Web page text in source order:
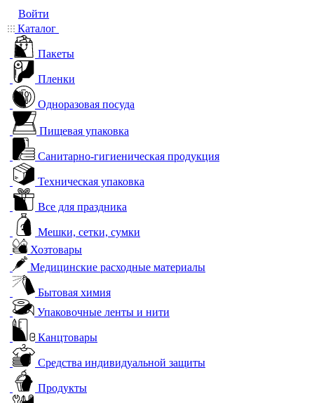
Войти
Каталог
Пакеты
Пленки
Одноразовая посуда
Пищевая упаковка
Санитарно-гигиеническая продукция
Техническая упаковка
Все для праздника
Мешки, сетки, сумки
Хозтовары
Медицинские расходные материалы
Бытовая химия
Упаковочные ленты и нити
Канцтовары
Средства индивидуальной защиты
Продукты